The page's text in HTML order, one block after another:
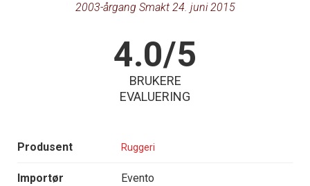
2003-årgang Smakt 24. juni 2015
4.0/5
BRUKERE
EVALUERING
Produsent Ruggeri
Importør Evento